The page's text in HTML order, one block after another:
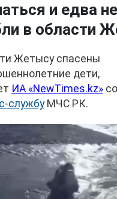
и едва не
в области
Жетысу спасены
дети,
ИА «NewTimes.kz»
службуМЧС РК.